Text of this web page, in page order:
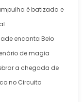
é batizada e
encanta Belo
de magia
a chegada de
no Circuito